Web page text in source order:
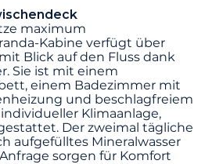
maximum
Kabine verfügt über
Blick auf den Fluss dank
Sie ist mit einem
einem Badezimmer mit
und beschlagfreiem
Klimaanlage,
Der zweimal tägliche
aufgefülltes Mineralwasser
sorgen für Komfort